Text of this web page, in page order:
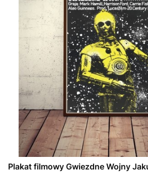
Plakat filmowy Gwiezdne Wojny